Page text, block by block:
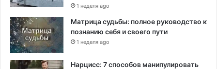
1 неделя ago
Матрица судьбы: полное руководство к
познанию себя и своего пути
1 неделя ago
Нарцисс: 7 способов манипулировать